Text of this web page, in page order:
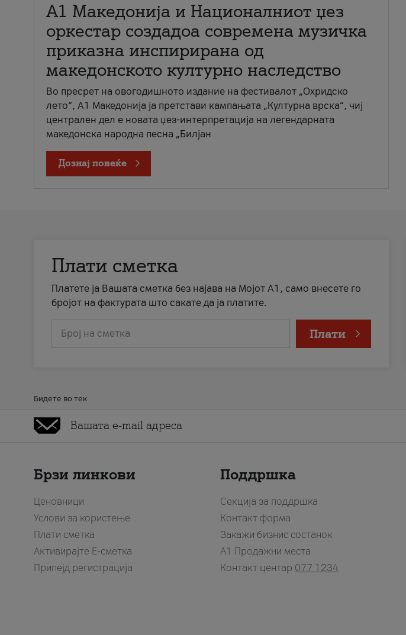
А1 Македонија и Националниот џез
оркестар создадоа современа музичка
приказна инспирирана од
македонското културно наследство
Во пресрет на овогодишното издание на фестивалот „Охридско
лето“, А1 Македонија ја претстави кампањата „Културна врска“, чиј
централен дел е новата џез-интерпретација на легендарната
македонска народна песна „Билјан
Дознај повеќе
Плати сметка
Платете ја Вашата сметка без најава на Мојот А1, само внесете го
бројот на фактурата што сакате да ја платите.
Број на сметка Плати
Бидете во тек
Брзи линкови
Ценовници
Услови за користење
Плати сметка
Активирајте Е-сметка
Припејд регистрација
Поддршка
Секција за поддршка
Контакт форма
Закажи бизнис состанок
A1 Продажни места
Контакт центар 077 1234